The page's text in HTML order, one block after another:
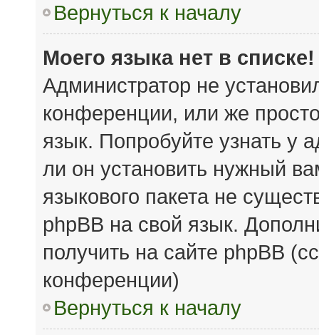
Вернуться к началу
Моего языка нет в списке!
Администратор не
конференции, или же
язык. Попробуйте узнать у
ли он установить нужный
языкового пакета не
phpBB на свой язык.
получить на сайте phpBB
конференции)
Вернуться к началу